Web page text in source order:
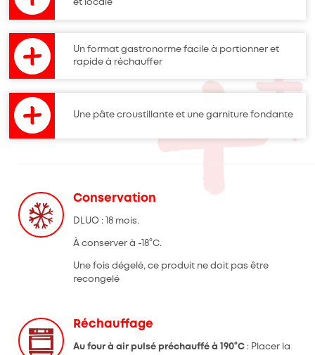
et locale
Un format gastronorme facile à portionner et
rapide à réchauffer
Une pâte croustillante et une garniture fondante
Conservation
DLUO : 18 mois.
À conserver à -18°C.
Une fois dégelé, ce produit ne doit pas être
recongelé
Réchauffage
Au four à air pulsé préchauffé à 190°C : Placer la